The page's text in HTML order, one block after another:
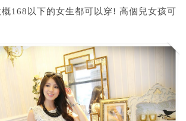
168以下的女生都可以穿! 高個兒女孩可